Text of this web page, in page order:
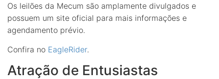
Os leilões da Mecum são amplamente divulgados e
possuem um site oficial para mais informações e
agendamento prévio.
Confira no EagleRider.
Atração de Entusiastas